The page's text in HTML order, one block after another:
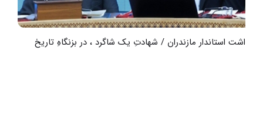
یادداشت استاندار مازندران / شهادتِ یک شاگرد ، در بزنگاهِ تاریخ